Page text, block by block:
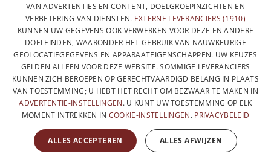
VAN ADVERTENTIES EN CONTENT, DOELGROEPINZICHTEN EN
VERBETERING VAN DIENSTEN. EXTERNE LEVERANCIERS (1910)
KUNNEN UW GEGEVENS OOK VERWERKEN VOOR DEZE EN ANDERE
DOELEINDEN, WAARONDER HET GEBRUIK VAN NAUWKEURIGE
GEOLOCATIEGEGEVENS EN APPARAATEIGENSCHAPPEN. UW KEUZES
GELDEN ALLEEN VOOR DEZE WEBSITE. SOMMIGE LEVERANCIERS
KUNNEN ZICH BEROEPEN OP GERECHTVAARDIGD BELANG IN PLAATS
VAN TOESTEMMING; U HEBT HET RECHT OM BEZWAAR TE MAKEN IN
ADVERTENTIE-INSTELLINGEN. U KUNT UW TOESTEMMING OP ELK
MOMENT INTREKKEN IN COOKIE-INSTELLINGEN. PRIVACYBELEID
ALLES ACCEPTEREN ALLES AFWIJZEN